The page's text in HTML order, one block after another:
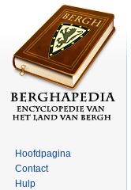
Hoofdpagina
Contact
Hulp